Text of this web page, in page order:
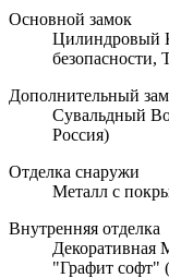
Основной замок
Цилиндровый
безопасности,
Дополнительный
Сувальдный
Россия)
Отделка снаружи
Металл с
Внутренняя отделка
Декоративная
"Графит софт"